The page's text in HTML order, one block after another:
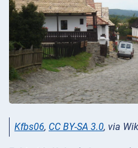
Kfbs06, CC BY-SA 3.0, via